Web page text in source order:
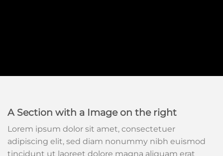
A Section with a Image on the right
Lorem ipsum dolor sit amet, consectetuer
adipiscing elit, sed diam nonummy nibh euismod
tincidunt ut laoreet dolore magna aliquam erat